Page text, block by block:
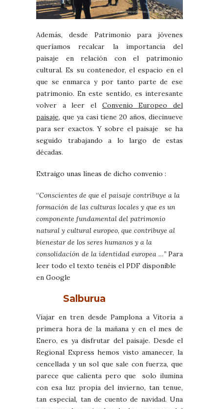
Además, desde Patrimonio para jóvenes
queríamos recalcar la importancia del
paisaje en relación con el patrimonio
cultural. Es su contenedor, el espacio en el
que se enmarca y por tanto parte de ese
patrimonio. En este sentido, es interesante
volver a leer el Convenio Europeo del
paisaje, que ya casi tiene 20 años, diecinueve
para ser exactos. Y sobre el paisaje se ha
seguido trabajando a lo largo de estas
décadas.
Extraigo unas líneas de dicho convenio :
“Conscientes de que el paisaje contribuye a la
formación de las culturas locales y que es un
componente fundamental del patrimonio
natural y cultural europeo, que contribuye al
bienestar de los seres humanos y a la
consolidación de la identidad europea …” Para
leer todo el texto tenéis el PDF disponible
en Google
Salburua
Viajar en tren desde Pamplona a Vitoria a
primera hora de la mañana y en el mes de
Enero, es ya disfrutar del paisaje. Desde el
Regional Express hemos visto amanecer, la
cencellada y un sol que sale con fuerza, que
parece que calienta pero que solo ilumina
con esa luz propia del invierno, tan tenue,
tan especial, tan de cuento de navidad. Una